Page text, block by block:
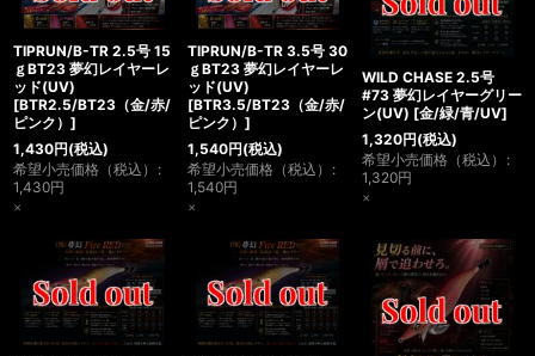
TIPRUN/B-TR 2.5号 15
ｇBT23 夢幻レイヤーレ
ッド(UV)
[BTR2.5/BT23（金/赤/
ピンク） ]
1,430円(税込)
希望小売価格（税込） :
1,430円
×
TIPRUN/B-TR 3.5号 30
ｇBT23 夢幻レイヤーレ
ッド(UV)
[BTR3.5/BT23（金/赤/
ピンク） ]
1,540円(税込)
希望小売価格（税込） :
1,540円
×
WILD CHASE 2.5号
#73 夢幻レイヤーグリー
ン(UV) [金/緑/青/UV]
1,320円(税込)
希望小売価格（税込） :
1,320円
×